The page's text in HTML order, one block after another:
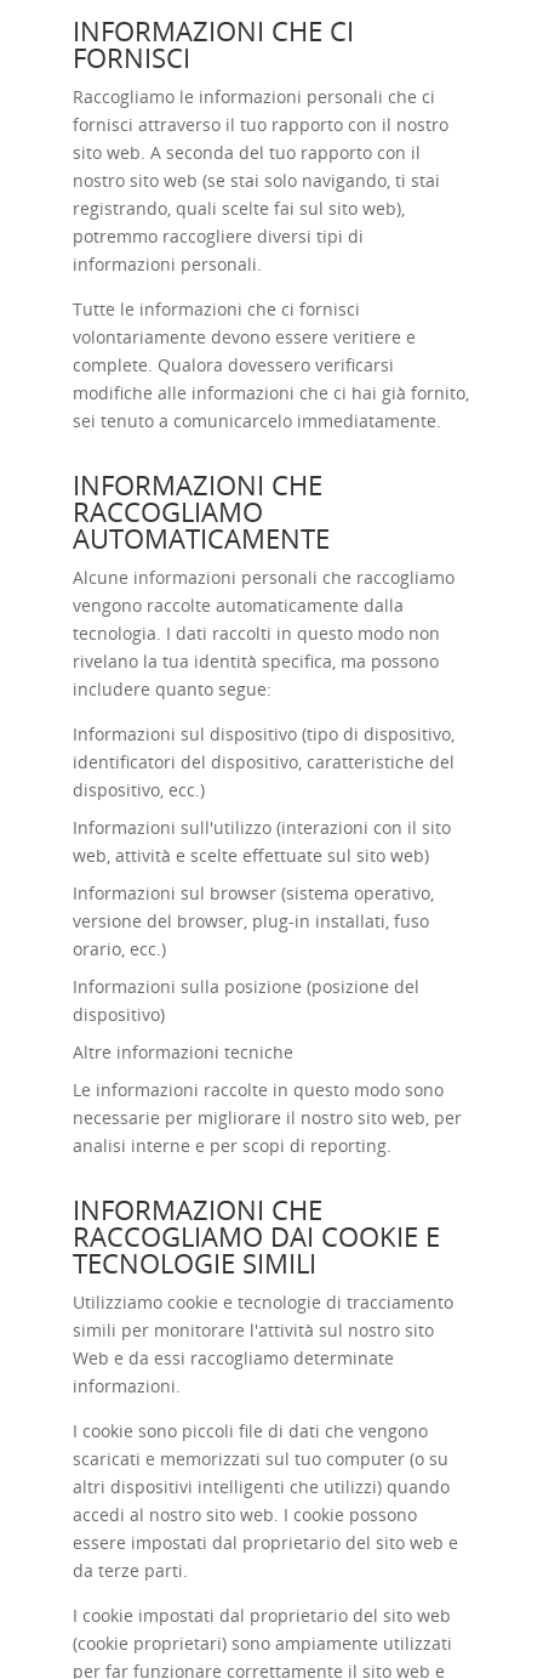
INFORMAZIONI CHE CI
FORNISCI
Raccogliamo le informazioni personali che ci
fornisci attraverso il tuo rapporto con il nostro
sito web. A seconda del tuo rapporto con il
nostro sito web (se stai solo navigando, ti stai
registrando, quali scelte fai sul sito web),
potremmo raccogliere diversi tipi di
informazioni personali.
Tutte le informazioni che ci fornisci
volontariamente devono essere veritiere e
complete. Qualora dovessero verificarsi
modifiche alle informazioni che ci hai già fornito,
sei tenuto a comunicarcelo immediatamente.
INFORMAZIONI CHE
RACCOGLIAMO
AUTOMATICAMENTE
Alcune informazioni personali che raccogliamo
vengono raccolte automaticamente dalla
tecnologia. I dati raccolti in questo modo non
rivelano la tua identità specifica, ma possono
includere quanto segue:
Informazioni sul dispositivo (tipo di dispositivo,
identificatori del dispositivo, caratteristiche del
dispositivo, ecc.)
Informazioni sull'utilizzo (interazioni con il sito
web, attività e scelte effettuate sul sito web)
Informazioni sul browser (sistema operativo,
versione del browser, plug-in installati, fuso
orario, ecc.)
Informazioni sulla posizione (posizione del
dispositivo)
Altre informazioni tecniche
Le informazioni raccolte in questo modo sono
necessarie per migliorare il nostro sito web, per
analisi interne e per scopi di reporting.
INFORMAZIONI CHE
RACCOGLIAMO DAI COOKIE E
TECNOLOGIE SIMILI
Utilizziamo cookie e tecnologie di tracciamento
simili per monitorare l'attività sul nostro sito
Web e da essi raccogliamo determinate
informazioni.
I cookie sono piccoli file di dati che vengono
scaricati e memorizzati sul tuo computer (o su
altri dispositivi intelligenti che utilizzi) quando
accedi al nostro sito web. I cookie possono
essere impostati dal proprietario del sito web e
da terze parti.
I cookie impostati dal proprietario del sito web
(cookie proprietari) sono ampiamente utilizzati
per far funzionare correttamente il sito web e